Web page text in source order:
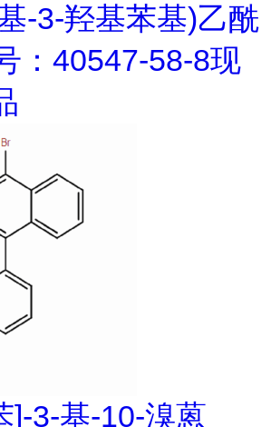
-3-羟基苯基)乙酰
：40547-58-8现
]-3-基-10-溴蒽